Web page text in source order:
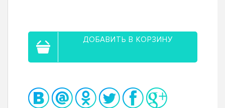
ДОБАВИТЬ В КОРЗИНУ